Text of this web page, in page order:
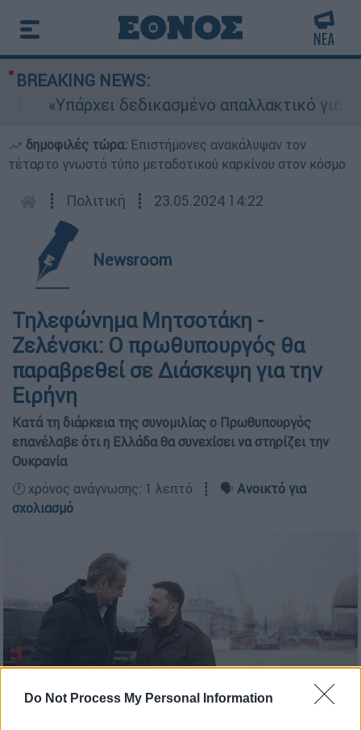
Do Not Process My Personal Information
BREAKING NEWS:
«Υπάρχει δεδικασμένο απαλλακτικό για
δημοφιλές τώρα: Επιστήμονες ανακάλυψαν τον
τέταρτο γνωστό τύπο μεταδοτικού καρκίνου στον κόσμο
┋ Πολιτική ┋ 23.05.2024 14:22
Newsroom
Τηλεφώνημα Μητσοτάκη -
Ζελένσκι: Ο πρωθυπουργός θα
παραβρεθεί σε Διάσκεψη για την
Ειρήνη
Κατά τη διάρκεια της συνομιλίας ο Πρωθυπουργός
επανέλαβε ότι η Ελλάδα θα συνεχίσει να στηρίζει την
Ουκρανία
🕛 χρόνος ανάγνωσης: 1 λεπτό ┋ 🗣️ Ανοικτό για
σχολιασμό